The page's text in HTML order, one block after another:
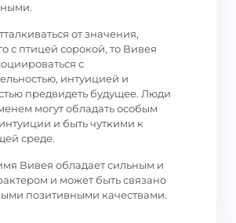
от значения,
с птицей сорокой, то Вивея
с
интуицией и
предвидеть будущее. Люди
могут обладать особым
и быть чуткими к
среде.
Вивея обладает сильным и
и может быть связано
позитивными качествами.